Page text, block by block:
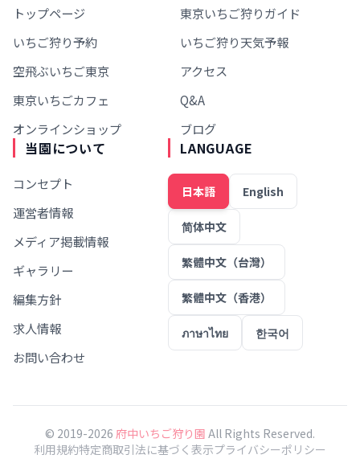
トップページ
いちご狩り予約
空飛ぶいちご東京
東京いちごカフェ
オンラインショップ
東京いちご狩りガイド
いちご狩り天気予報
アクセス
Q&A
ブログ
当園について
コンセプト
運営者情報
メディア掲載情報
ギャラリー
編集方針
求人情報
お問い合わせ
LANGUAGE
日本語 English
简体中文
繁體中文（台灣）
繁體中文（香港）
ภาษาไทย 한국어
© 2019-2026 府中いちご狩り園 All Rights Reserved.
利用規約特定商取引法に基づく表示プライバシーポリシー